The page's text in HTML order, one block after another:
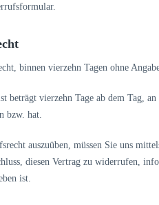
binnen vierzehn Tagen ohne
beträgt vierzehn Tage ab dem Tag,
bzw. hat.
auszuüben, müssen Sie uns
diesen Vertrag zu widerrufen,
ist.